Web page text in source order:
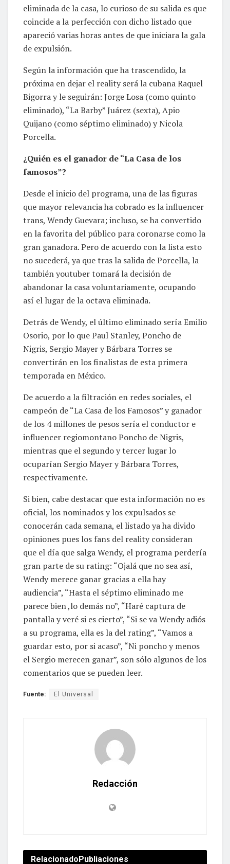
eliminada de la casa, lo curioso de su salida es que
coincide a la perfección con dicho listado que
apareció varias horas antes de que iniciara la gala
de expulsión.
Según la información que ha trascendido, la
próxima en dejar el reality será la cubana Raquel
Bigorra y le seguirán: Jorge Losa (como quinto
eliminado), “La Barby” Juárez (sexta), Apio
Quijano (como séptimo eliminado) y Nicola
Porcella.
¿Quién es el ganador de “La Casa de los
famosos”?
Desde el inicio del programa, una de las figuras
que mayor relevancia ha cobrado es la influencer
trans, Wendy Guevara; incluso, se ha convertido
en la favorita del público para coronarse como la
gran ganadora. Pero de acuerdo con la lista esto
no sucederá, ya que tras la salida de Porcella, la
también youtuber tomará la decisión de
abandonar la casa voluntariamente, ocupando
así el lugar de la octava eliminada.
Detrás de Wendy, el último eliminado sería Emilio
Osorio, por lo que Paul Stanley, Poncho de
Nigris, Sergio Mayer y Bárbara Torres se
convertirán en los finalistas de esta primera
temporada en México.
De acuerdo a la filtración en redes sociales, el
campeón de “La Casa de los Famosos” y ganador
de los 4 millones de pesos sería el conductor e
influencer regiomontano Poncho de Nigris,
mientras que el segundo y tercer lugar lo
ocuparían Sergio Mayer y Bárbara Torres,
respectivamente.
Si bien, cabe destacar que esta información no es
oficial, los nominados y los expulsados se
conocerán cada semana, el listado ya ha divido
opiniones pues los fans del reality consideran
que el día que salga Wendy, el programa perdería
gran parte de su rating: “Ojalá que no sea así,
Wendy merece ganar gracias a ella hay
audiencia”, “Hasta el séptimo eliminado me
parece bien ,lo demás no”, “Haré captura de
pantalla y veré si es cierto”, “Si se va Wendy adiós
a su programa, ella es la del rating”, “Vamos a
guardar esto, por si acaso”, “Ni poncho y menos
el Sergio merecen ganar”, son sólo algunos de los
comentarios que se pueden leer.
Fuente: El Universal
Redacción
RelacionadoPubliaciones